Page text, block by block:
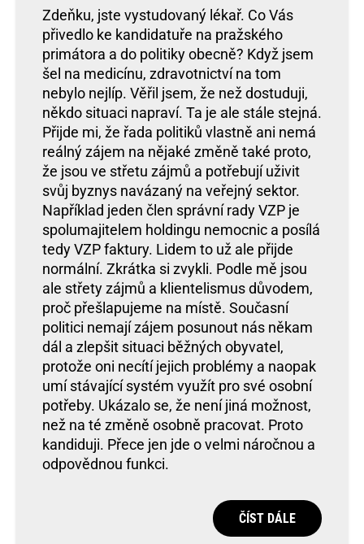
Zdeňku, jste vystudovaný lékař. Co Vás
přivedlo ke kandidatuře na pražského
primátora a do politiky obecně? Když jsem
šel na medicínu, zdravotnictví na tom
nebylo nejlíp. Věřil jsem, že než dostuduji,
někdo situaci napraví. Ta je ale stále stejná.
Přijde mi, že řada politiků vlastně ani nemá
reálný zájem na nějaké změně také proto,
že jsou ve střetu zájmů a potřebují uživit
svůj byznys navázaný na veřejný sektor.
Například jeden člen správní rady VZP je
spolumajitelem holdingu nemocnic a posílá
tedy VZP faktury. Lidem to už ale přijde
normální. Zkrátka si zvykli. Podle mě jsou
ale střety zájmů a klientelismus důvodem,
proč přešlapujeme na místě. Současní
politici nemají zájem posunout nás někam
dál a zlepšit situaci běžných obyvatel,
protože oni necítí jejich problémy a naopak
umí stávající systém využít pro své osobní
potřeby. Ukázalo se, že není jiná možnost,
než na té změně osobně pracovat. Proto
kandiduji. Přece jen jde o velmi náročnou a
odpovědnou funkci.
ČÍST DÁLE